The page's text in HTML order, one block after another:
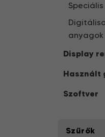
anyagok
Display
Használt
Szoftver
Szűrők